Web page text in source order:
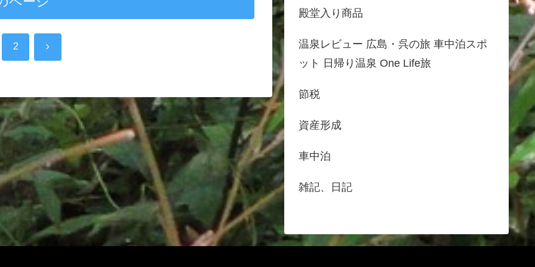
2 次
殿堂入り商品
温泉レビュー 広島・呉の旅 車中泊スポ
ット 日帰り温泉 One Life旅
節税
資産形成
車中泊
雑記、日記